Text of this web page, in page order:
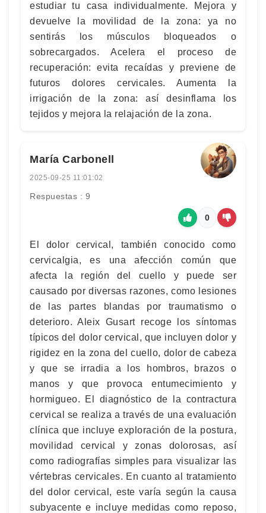
estudiar tu casa individualmente. Mejora y
devuelve la movilidad de la zona: ya no
sentirás los músculos bloqueados o
sobrecargados. Acelera el proceso de
recuperación: evita recaídas y previene de
futuros dolores cervicales. Aumenta la
irrigación de la zona: así desinflama los
tejidos y mejora la relajación de la zona.
María Carbonell
2025-09-25 11:01:02
Respuestas : 9
0
El dolor cervical, también conocido como
cervicalgia, es una afección común que
afecta la región del cuello y puede ser
causado por diversas razones, como lesiones
de las partes blandas por traumatismo o
deterioro. Aleix Gusart recoge los síntomas
típicos del dolor cervical, que incluyen dolor y
rigidez en la zona del cuello, dolor de cabeza
y que se irradia a los hombros, brazos o
manos y que provoca entumecimiento y
hormigueo. El diagnóstico de la contractura
cervical se realiza a través de una evaluación
clínica que incluye exploración de la postura,
movilidad cervical y zonas dolorosas, así
como radiografías simples para visualizar las
vértebras cervicales. En cuanto al tratamiento
del dolor cervical, este varía según la causa
subyacente e incluye medidas como reposo,